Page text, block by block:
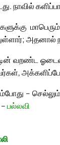
நாவில்
அதனால்
வறண்ட
–
பல்லவி